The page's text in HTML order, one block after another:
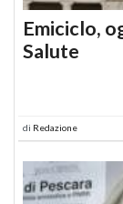
Emiciclo,
Salute
di Redazione